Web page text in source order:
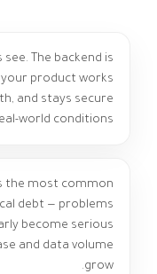
The backend is
product works
and stays secure
world conditions.
the most common
debt — problems
become serious
and data volume
grow.